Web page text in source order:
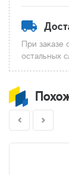
При заказе
остальных